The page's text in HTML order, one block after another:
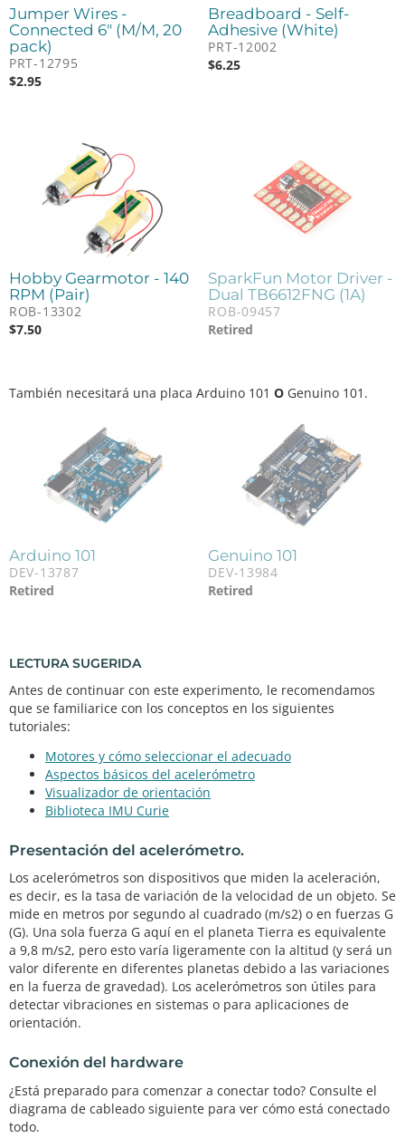
Jumper Wires -
Connected 6" (M/M, 20
pack)
PRT-12795
$2.95
Breadboard - Self-
Adhesive (White)
PRT-12002
$6.25
Hobby Gearmotor - 140
RPM (Pair)
ROB-13302
$7.50
SparkFun Motor Driver -
Dual TB6612FNG (1A)
ROB-09457
Retired
También necesitará una placa Arduino 101 O Genuino 101.
Arduino 101
DEV-13787
Retired
Genuino 101
DEV-13984
Retired
LECTURA SUGERIDA
Antes de continuar con este experimento, le recomendamos
que se familiarice con los conceptos en los siguientes
tutoriales:
Motores y cómo seleccionar el adecuado
Aspectos básicos del acelerómetro
Visualizador de orientación
Biblioteca IMU Curie
Presentación del acelerómetro.
Los acelerómetros son dispositivos que miden la aceleración,
es decir, es la tasa de variación de la velocidad de un objeto. Se
mide en metros por segundo al cuadrado (m/s2) o en fuerzas G
(G). Una sola fuerza G aquí en el planeta Tierra es equivalente
a 9,8 m/s2, pero esto varía ligeramente con la altitud (y será un
valor diferente en diferentes planetas debido a las variaciones
en la fuerza de gravedad). Los acelerómetros son útiles para
detectar vibraciones en sistemas o para aplicaciones de
orientación.
Conexión del hardware
¿Está preparado para comenzar a conectar todo? Consulte el
diagrama de cableado siguiente para ver cómo está conectado
todo.